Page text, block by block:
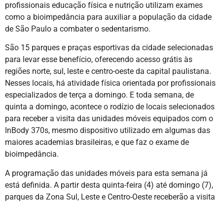
profissionais educação física e nutrição utilizam exames
como a bioimpedância para auxiliar a população da cidade
de São Paulo a combater o sedentarismo.
São 15 parques e praças esportivas da cidade selecionadas
para levar esse benefício, oferecendo acesso grátis às
regiões norte, sul, leste e centro-oeste da capital paulistana.
Nesses locais, há atividade física orientada por profissionais
especializados de terça a domingo. E toda semana, de
quinta a domingo, acontece o rodízio de locais selecionados
para receber a visita das unidades móveis equipados com o
InBody 370s, mesmo dispositivo utilizado em algumas das
maiores academias brasileiras, e que faz o exame de
bioimpedância.
A programação das unidades móveis para esta semana já
está definida. A partir desta quinta-feira (4) até domingo (7),
parques da Zona Sul, Leste e Centro-Oeste receberão a visita